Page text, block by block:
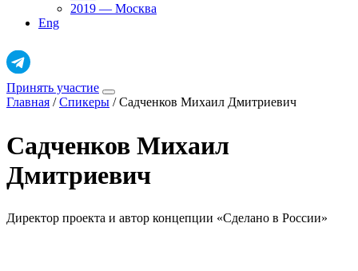
2019 — Москва
Eng
Принять участие
Главная /Спикеры /Садченков Михаил Дмитриевич
Садченков Михаил
Дмитриевич
Директор проекта и автор концепции «Сделано в России»